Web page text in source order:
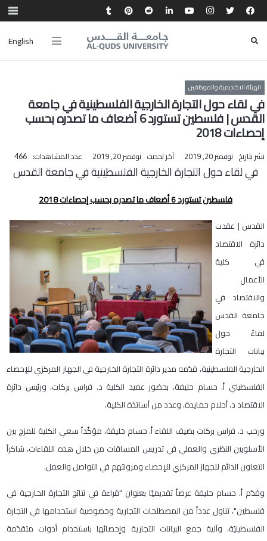
English
الهيئة الاكاديمية والموظفين
في لقاء حول التجارة الخارجية الفلسطينية في جامعة
القدس | فلسطين تستورد 6 أضعاف ما تصدره بحسب
إحصاءات 2018
نشر بتاريخ نوفمبر 20, 2019 آخر تحديث نوفمبر 20, 2019 عدد المشاهدات: 466
في لقاء حول التجارة الخارجية الفلسطينية في جامعة القدس
فلسطين تستورد 6 أضعاف ما تصدره بحسب إحصاءات 2018
القدس | عقدت
دائرة الاقتصاد
في كلية
الأعمال
والاقتصاد في
جامعة القدس
لقاءً حول
بيانات التجارة
الخارجية الفلسطينية، قدّمه مدير دائرة التجارة الخارجية في الجهاز المركزي للإحصاء
الفلسطيني أ. حسام خليفة، بحضور عميد الكلية د. فراس بركات، ورئيس دائرة
الاقتصاد د. أحلام حمايدة، وعدد من أساتذة الكلية.
ورحب د. فراس بركات بضيف اللقاء أ. حسام خليفة، مؤكّداً سعي الكلية للمزج بين
الأسلوبين النظري والعملي في تدريس المساقات من خلال هذه اللقاءات، شاكراً
التعاون الدائم للجهاز المركزي للإحصاء ومرونتهم في التواصل والعمل.
وقدّم أ. حسام خليفة عرضاً تقديميّا بعنوان "قراءة في نتائج التجارة الخارجية في
فلسطين"، تناول عدداً من المصطلحات التجارية وخصوصية استخدامها في التجارة
الفلسطينيّة، وآلية جمع البيانات التجارية وإحصائها باستخدام أدوات متقدّمة